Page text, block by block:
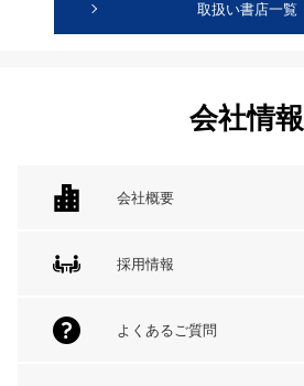
取扱い書店一覧
会社情報
会社概要
採用情報
よくあるご質問